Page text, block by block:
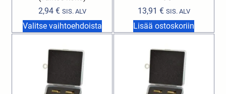
2,94 € SIS. ALV
Valitse vaihtoehdoista
13,91 € SIS. ALV
Lisää ostoskoriin